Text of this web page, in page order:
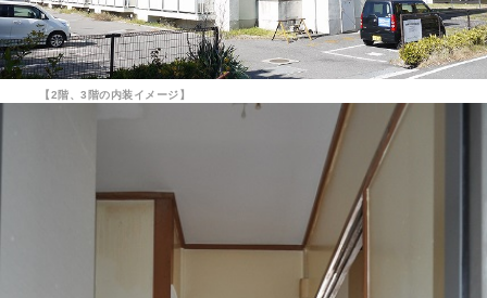
【2階、3階の内装イメージ】